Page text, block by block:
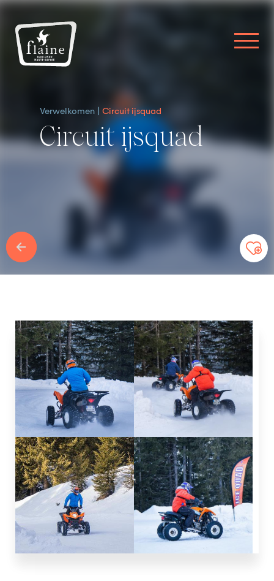
Verwelkomen Circuit ijsquad
Circuit ijsquad